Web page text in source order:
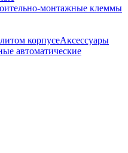
монтажные клеммы
корпусеАксессуары
автоматические